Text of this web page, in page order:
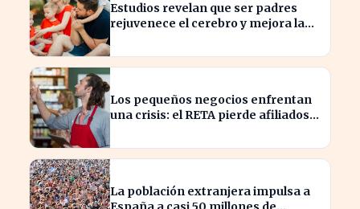
Estudios revelan que ser padres
rejuvenece el cerebro y mejora la
Los pequeños negocios enfrentan
una crisis: el RETA pierde afiliados
La población extranjera impulsa a